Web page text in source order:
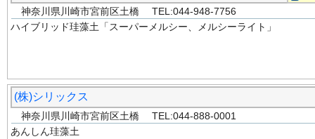
神奈川県川崎市宮前区土橋 TEL:044-948-7756
ハイブリッド珪藻土「スーパーメルシー、メルシーライト」
(株)シリックス
神奈川県川崎市宮前区土橋 TEL:044-888-0001
あんしん珪藻土